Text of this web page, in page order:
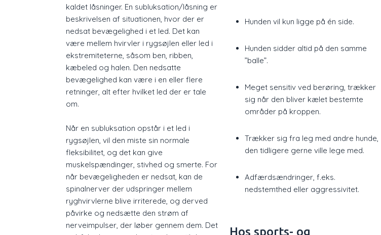
kaldet låsninger. En subluksation/låsning er
beskrivelsen af situationen, hvor der er
nedsat bevægelighed i et led. Det kan
være mellem hvirvler i rygsøjlen eller led i
ekstremiteterne, såsom ben, ribben,
kæbeled og halen. Den nedsatte
bevægelighed kan være i en eller flere
retninger, alt efter hvilket led der er tale
om.
Når en subluksation opstår i et led i
rygsøjlen, vil den miste sin normale
fleksibilitet, og det kan give
muskelspændinger, stivhed og smerte. For
når bevægeligheden er nedsat, kan de
spinalnerver der udspringer mellem
ryghvirvlerne blive irriterede, og derved
påvirke og nedsætte den strøm af
nerveimpulser, der løber gennem dem. Det
Hunden vil kun ligge på én side.
Hunden sidder altid på den samme
”balle”.
Meget sensitiv ved berøring, trækker
sig når den bliver kælet bestemte
områder på kroppen.
​Trækker sig fra leg med andre hunde,
den tidligere gerne ville lege med.
Adfærdsændringer, f.eks.
nedstemthed eller aggressivitet.
Hos sports- og